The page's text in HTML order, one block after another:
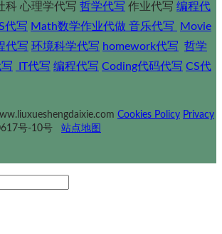
科 心理学代写 哲学代写 作业代写 编程代
代写 Math数学作业代做 音乐代写
Movie
代写 环境科学代写 homework代写 哲学
IT代写 编程代写 Coding代码代写 CS代
Cookies Policy Privacy
号-10号 站点地图